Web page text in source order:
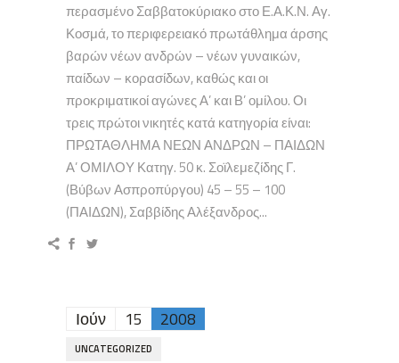
περασμένο Σαββατοκύριακο στο Ε.Α.Κ.Ν. Αγ.
Κοσμά, το περιφερειακό πρωτάθλημα άρσης
βαρών νέων ανδρών – νέων γυναικών,
παίδων – κορασίδων, καθώς και οι
προκριματικοί αγώνες Α’ και Β’ ομίλου. Οι
τρεις πρώτοι νικητές κατά κατηγορία είναι:
ΠΡΩΤΑΘΛΗΜΑ ΝΕΩΝ ΑΝΔΡΩΝ – ΠΑΙΔΩΝ
Α’ ΟΜΙΛΟΥ Κατηγ. 50 κ. Σοϊλεμεζίδης Γ.
(Βύβων Ασπροπύργου) 45 – 55 – 100
(ΠΑΙΔΩΝ), Σαββίδης Αλέξανδρος...
Ιούν 15 2008
UNCATEGORIZED